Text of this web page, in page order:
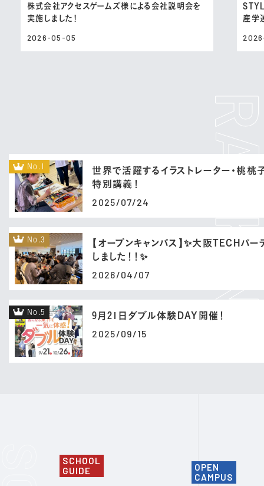
株式会社アクセスゲームズ様による会社説明会を
実施しました！
2026-05-05
産学
No.1
世界で活躍するイラストレーター・桃桃
特別講義！
2025/07/24
No.3
【オープンキャンパス】✨大阪TECHパ
しました！！✨
2026/04/07
No.5 9月21日ダブル体験DAY開催！
2025/09/15
SCHOOL
GUIDE
OPEN
CAMPUS